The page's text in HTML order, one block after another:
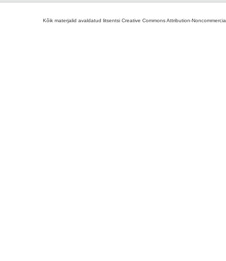
Kõik materjalid avaldatud litsentsi Creative Commons Attribution-